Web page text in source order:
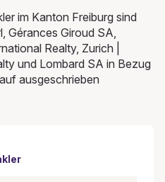
im Kanton Freiburg sind
Gérances Giroud SA,
Realty, Zurich |
und Lombard SA in Bezug
ausgeschrieben